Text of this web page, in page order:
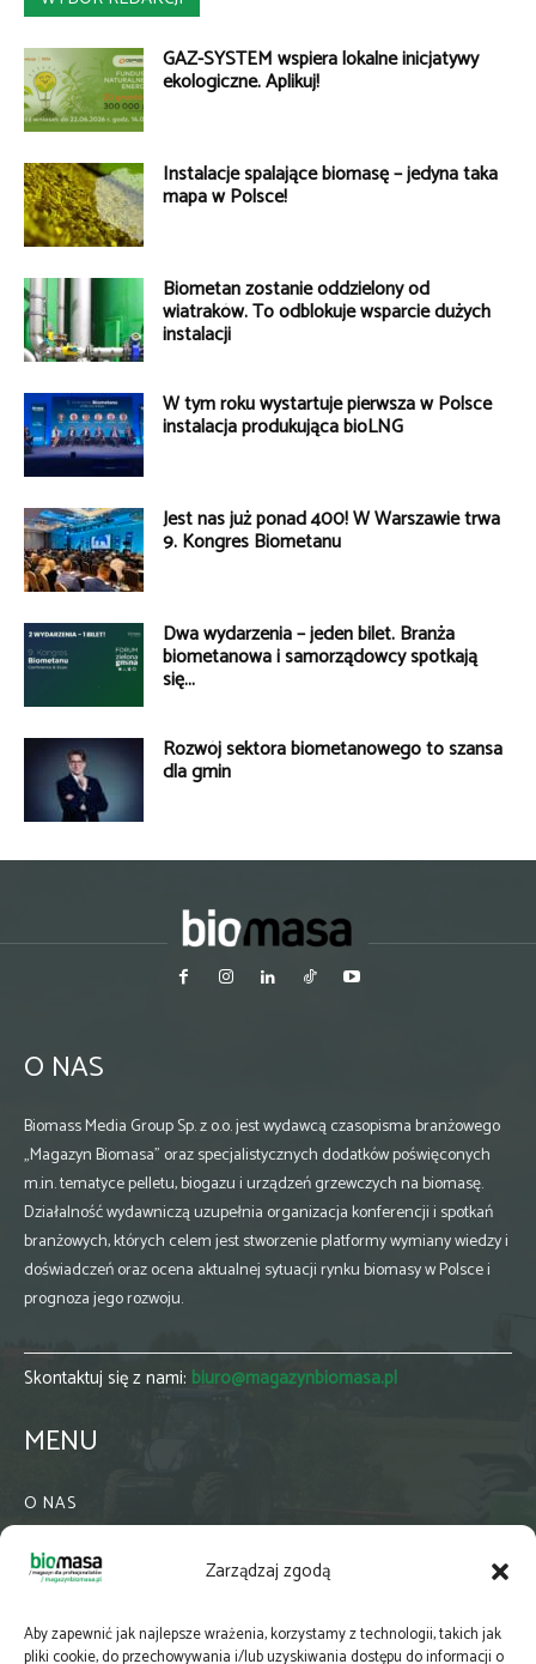
Zarządzaj zgodą
Aby zapewnić jak najlepsze wrażenia, korzystamy z technologii, takich jak
pliki cookie, do przechowywania i/lub uzyskiwania dostępu do informacji o
GAZ-SYSTEM wspiera lokalne inicjatywy
ekologiczne. Aplikuj!
Instalacje spalające biomasę – jedyna taka
mapa w Polsce!
Biometan zostanie oddzielony od
wiatraków. To odblokuje wsparcie dużych
instalacji
W tym roku wystartuje pierwsza w Polsce
instalacja produkująca bioLNG
Jest nas już ponad 400! W Warszawie trwa
9. Kongres Biometanu
Dwa wydarzenia – jeden bilet. Branża
biometanowa i samorządowcy spotkają
się...
Rozwój sektora biometanowego to szansa
dla gmin
O NAS
Biomass Media Group Sp. z o.o. jest wydawcą czasopisma branżowego
„Magazyn Biomasa” oraz specjalistycznych dodatków poświęconych
m.in. tematyce pelletu, biogazu i urządzeń grzewczych na biomasę.
Działalność wydawniczą uzupełnia organizacja konferencji i spotkań
branżowych, których celem jest stworzenie platformy wymiany wiedzy i
doświadczeń oraz ocena aktualnej sytuacji rynku biomasy w Polsce i
prognoza jego rozwoju.
Skontaktuj się z nami: biuro@magazynbiomasa.pl
MENU
O NAS
WSPÓŁPRACA
PRENUMERATA